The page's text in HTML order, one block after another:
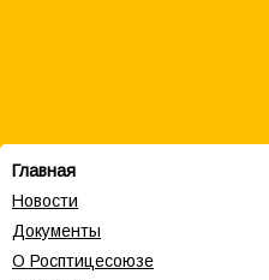
Главная
Новости
Документы
О Росптицесоюзе